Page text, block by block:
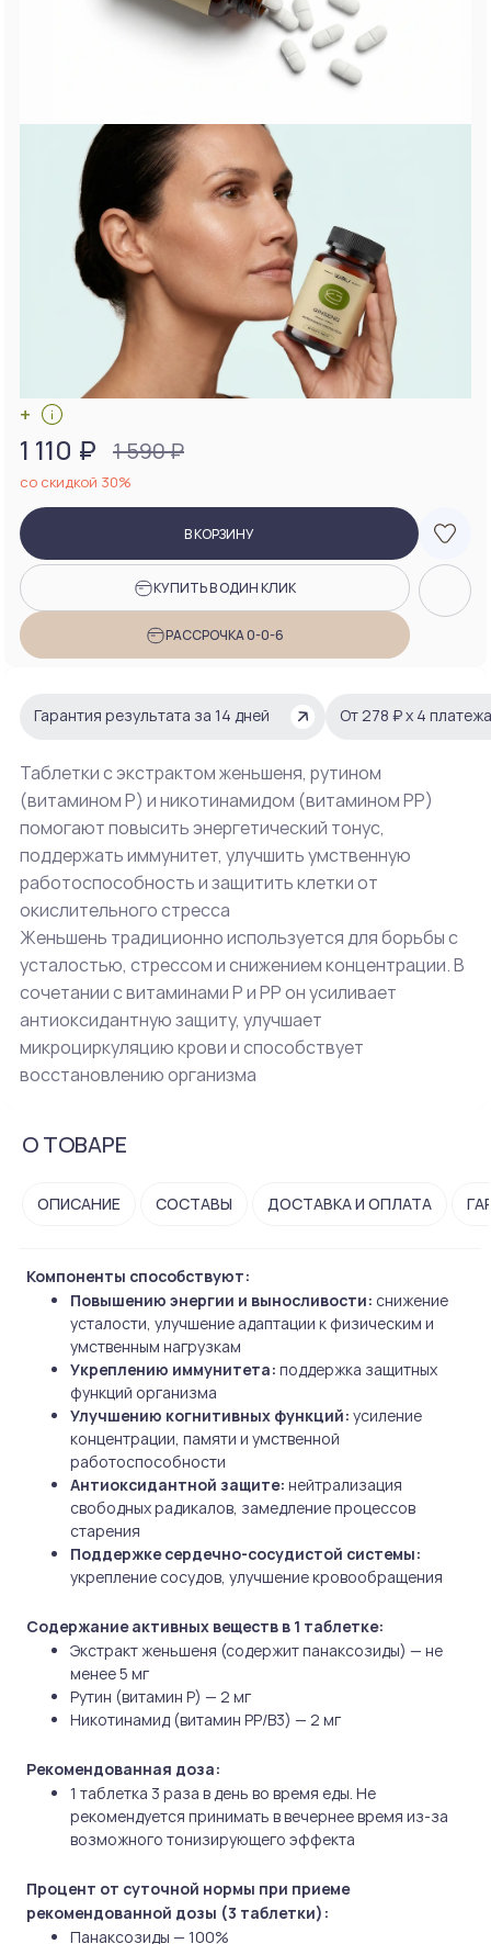
+
1 110 ₽ 1 590 ₽
со скидкой 30%
В КОРЗИНУ
КУПИТЬ В ОДИН КЛИК
РАССРОЧКА 0-0-6
Гарантия результата за 14 дней От 278 ₽ х 4
Таблетки с экстрактом женьшеня, рутином
(витамином Р) и никотинамидом (витамином РР)
помогают повысить энергетический тонус,
поддержать иммунитет, улучшить умственную
работоспособность и защитить клетки от
окислительного стресса
Женьшень традиционно используется для борьбы с
усталостью, стрессом и снижением концентрации. В
сочетании с витаминами P и PP он усиливает
антиоксидантную защиту, улучшает
микроциркуляцию крови и способствует
восстановлению организма
О ТОВАРЕ
ОПИСАНИЕ СОСТАВЫ ДОСТАВКА И ОПЛАТА
Компоненты способствуют:
Повышению энергии и выносливости: снижение
усталости, улучшение адаптации к физическим и
умственным нагрузкам
Укреплению иммунитета: поддержка защитных
функций организма
Улучшению когнитивных функций: усиление
концентрации, памяти и умственной
работоспособности
Антиоксидантной защите: нейтрализация
свободных радикалов, замедление процессов
старения
Поддержке сердечно-сосудистой системы:
укрепление сосудов, улучшение кровообращения
Содержание активных веществ в 1 таблетке:
Экстракт женьшеня (содержит панаксозиды) — не
менее 5 мг
Рутин (витамин P) — 2 мг
Никотинамид (витамин PP/B3) — 2 мг
Рекомендованная доза:
1 таблетка 3 раза в день во время еды. Не
рекомендуется принимать в вечернее время из-за
возможного тонизирующего эффекта
Процент от суточной нормы при приеме
рекомендованной дозы (3 таблетки):
Панаксозиды — 100%